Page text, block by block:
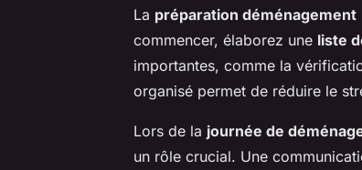
La préparation déménagement
commencer, élaborez une liste
importantes, comme la
organisé permet de réduire le
Lors de la journée de
un rôle crucial. Une